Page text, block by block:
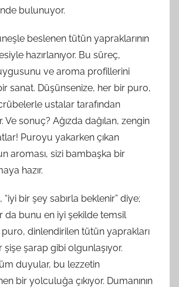
bulunuyor.
beslenen tütün yapraklarının
hazırlanıyor. Bu süreç,
ve aroma profillerini
sanat. Düşünsenize, her bir puro,
ustalar tarafından
Ve sonuç? Ağızda dağılan, zengin
Puroyu yakarken çıkan
aroması, sizi bambaşka bir
hazır.
bir şey sabırla beklenir” diye;
da bunu en iyi şekilde temsil
dinlendirilen tütün yaprakları
şişe şarap gibi olgunlaşıyor.
duyular, bu lezzetin
bir yolculuğa çıkıyor. Dumanının